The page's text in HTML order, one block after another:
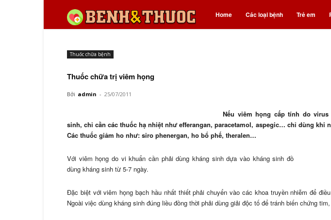
Bệnh
Home Các loại bệnh Trẻ em
Thuốc chữa bệnh
Thuốc chữa trị viêm họng
Bởi admin - 25/07/2011
Nếu viêm họng cấp tính do
sinh, chỉ cần các thuốc hạ nhiệt như efferangan, paracetamol, aspegic… chỉ dùng khi
Các thuốc giảm ho như: siro phenergan, ho bổ phế, theralen…
Với viêm họng do vi khuẩn cần phải dùng kháng sinh dựa vào kháng sinh đồ
dùng kháng sinh từ 5-7 ngày.
Đặc biệt với viêm họng bạch hầu nhất thiết phải chuyển vào các khoa truyền nhiễm để
Ngoài việc dùng kháng sinh đúng liều đồng thời phải dùng giải độc tố để tránh biến chứng